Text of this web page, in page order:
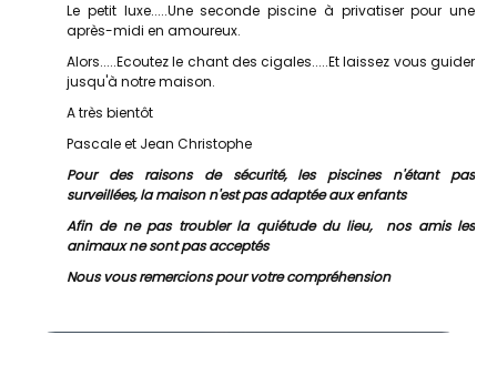
Le petit luxe.....Une seconde piscine à privatiser pour une
après-midi en amoureux.
Alors.....Ecoutez le chant des cigales.....Et laissez vous guider
jusqu'à notre maison.
A très bientôt
Pascale et Jean Christophe
Pour des raisons de sécurité, les piscines n'étant pas
surveillées, la maison n'est pas adaptée aux enfants
Afin de ne pas troubler la quiétude du lieu, nos amis les
animaux ne sont pas acceptés
Nous vous remercions pour votre compréhension